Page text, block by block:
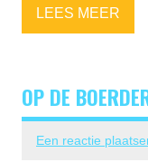
LEES MEER
OP DE
Een reactie